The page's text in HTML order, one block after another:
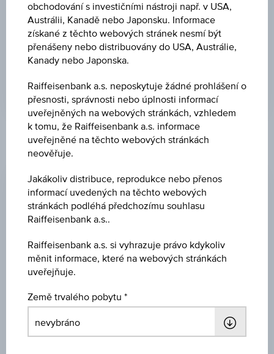
ZRUŠIT FILTR
Zobrazujem 87 751 do 87 775 z 96 364 výsledků
produktu
LU2351012542
UBAM - EM
UHC GBP
UBAM - EM
UHC SEK
LU2351012468 EUR
Dluhopisové
obchodování s investičními nástroji např. v USA,
Austrálii, Kanadě nebo Japonsku. Informace
získané z těchto webových stránek nesmí být
přenášeny nebo distribuovány do USA, Austrálie,
Kanady nebo Japonska.
Raiffeisenbank a.s. neposkytuje žádné prohlášení o
přesnosti, správnosti nebo úplnosti informací
uveřejněných na webových stránkách, vzhledem
k tomu, že Raiffeisenbank a.s. informace
uveřejněné na těchto webových stránkách
neověřuje.
Jakákoliv distribuce, reprodukce nebo přenos
informací uvedených na těchto webových
stránkách podléhá předchozímu souhlasu
Raiffeisenbank a.s..
Raiffeisenbank a.s. si vyhrazuje právo kdykoliv
měnit informace, které na webových stránkách
uveřejňuje.
Země trvalého pobytu